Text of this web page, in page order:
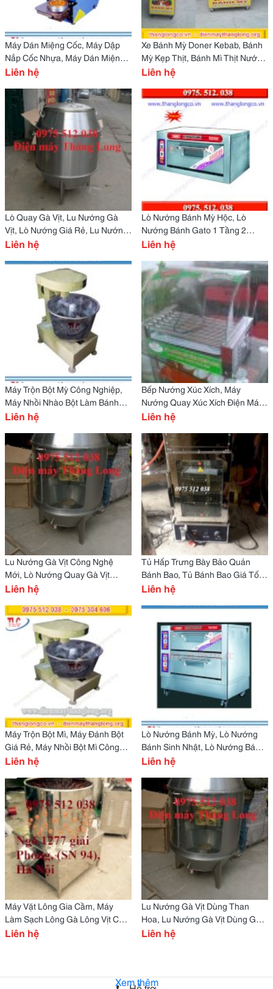
Máy Dán Miệng Cốc, Máy Dập
Nắp Cốc Nhựa, Máy Dán Miệng
Ly Giá Tốt Nhất
Liên hệ
Xe Bánh Mỳ Doner Kebab, Bánh
Mỳ Kẹp Thịt, Bánh Mì Thịt Nướng
Giá Tốt Nhất
Liên hệ
Lò Quay Gà Vịt, Lu Nướng Gà
Vịt, Lò Nướng Giá Rẻ, Lu Nướng
Gà Vịt
Liên hệ
Lò Nướng Bánh Mỳ Hộc, Lò
Nướng Bánh Gato 1 Tầng 2
Khay, Lò Nướng 1 Bàn Thớt
Liên hệ
Máy Trộn Bột Mỳ Công Nghiệp,
Máy Nhồi Nhào Bột Làm Bánh
Mỳ Bánh Bao
Liên hệ
Bếp Nướng Xúc Xích, Máy
Nướng Quay Xúc Xích Điện Máy
Thăng Long
Liên hệ
Lu Nướng Gà Vịt Công Nghệ
Mới, Lò Nướng Quay Gà Vịt
Dùng Than Hoa Không Khói
Liên hệ
Tủ Hấp Trưng Bày Bảo Quản
Bánh Bao, Tủ Bánh Bao Giá Tốt
Nhất
Liên hệ
Máy Trộn Bột Mì, Máy Đánh Bột
Giá Rẻ, Máy Nhồi Bột Mì Công
Nghiệp
Liên hệ
Lò Nướng Bánh Mỳ, Lò Nướng
Bánh Sinh Nhật, Lò Nướng Bánh
Giá Rẻ
Liên hệ
Máy Vặt Lông Gia Cầm, Máy
Làm Sạch Lông Gà Lông Vịt Chất
Lựong Cao
Liên hệ
Lu Nướng Gà Vịt Dùng Than
Hoa, Lu Nướng Gà Vịt Dùng Gas
Giá Rẻ
Liên hệ
Xem thêm